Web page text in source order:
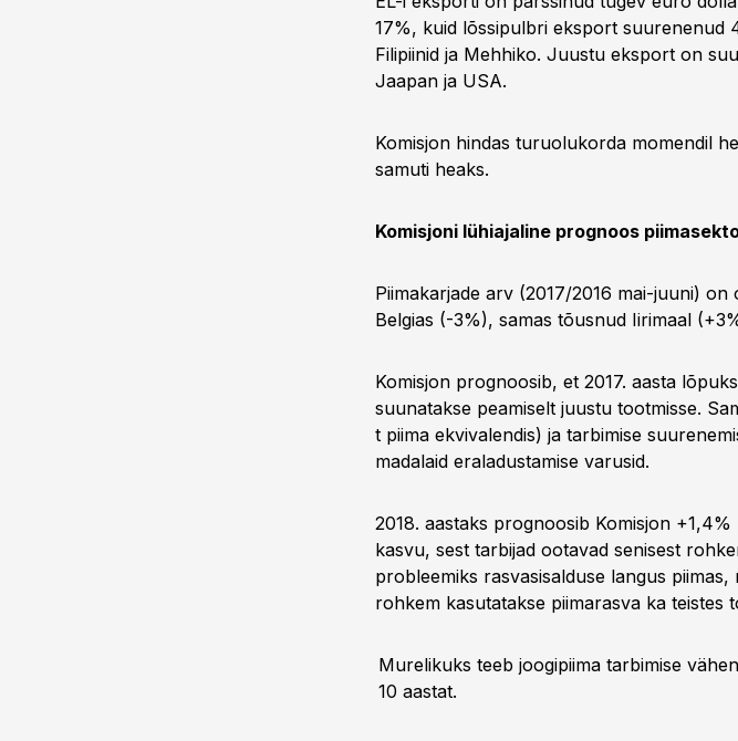
17%, kuid lõssipulbri eksport suurenenud
Filipiinid ja Mehhiko. Juustu eksport on
Jaapan ja USA.
Komisjon hindas turuolukorda momendil
samuti heaks.
Komisjoni lühiajaline prognoos
Piimakarjade arv (2017/2016 mai-juuni)
Belgias (-3%), samas tõusnud Iirimaal
Komisjon prognoosib, et 2017. aasta
suunatakse peamiselt juustu tootmisse.
t piima ekvivalendis) ja tarbimise
madalaid eraladustamise varusid.
2018. aastaks prognoosib Komisjon
kasvu, sest tarbijad ootavad senisest
probleemiks rasvasisalduse langus
rohkem kasutatakse piimarasva ka teistes
Murelikuks teeb joogipiima tarbimise
10 aastat.